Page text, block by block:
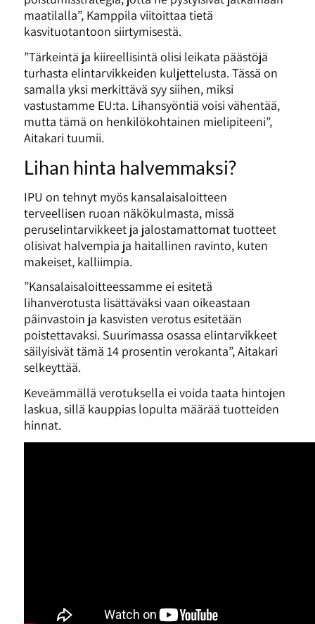
maatilalla”, Kamppila viitoittaa tietä
kasvituotantoon siirtymisestä.
”Tärkeintä ja kiireellisintä olisi leikata päästöjä
turhasta elintarvikkeiden kuljettelusta. Tässä on
samalla yksi merkittävä syy siihen, miksi
vastustamme EU:ta. Lihansyöntiä voisi vähentää,
mutta tämä on henkilökohtainen mielipiteeni”,
Aitakari tuumii.
Lihan hinta halvemmaksi?
IPU on tehnyt myös kansalaisaloitteen
terveellisen ruoan näkökulmasta, missä
peruselintarvikkeet ja jalostamattomat tuotteet
olisivat halvempia ja haitallinen ravinto, kuten
makeiset, kalliimpia.
”Kansalaisaloitteessamme ei esitetä
lihanverotusta lisättäväksi vaan oikeastaan
päinvastoin ja kasvisten verotus esitetään
poistettavaksi. Suurimassa osassa elintarvikkeet
säilyisivät tämä 14 prosentin verokanta”, Aitakari
selkeyttää.
Keveämmällä verotuksella ei voida taata hintojen
laskua, sillä kauppias lopulta määrää tuotteiden
hinnat.